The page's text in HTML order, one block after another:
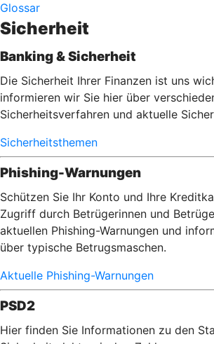
Glossar
Sicherheit
Banking & Sicherheit
Die Sicherheit Ihrer Finanzen ist uns
informieren wir Sie hier über
Sicherheitsverfahren und aktuelle
Sicherheitsthemen
Phishing-Warnungen
Schützen Sie Ihr Konto und Ihre
Zugriff durch Betrügerinnen und
aktuellen Phishing-Warnungen und
über typische Betrugsmaschen.
Aktuelle Phishing-Warnungen
PSD2
Hier finden Sie Informationen zu den